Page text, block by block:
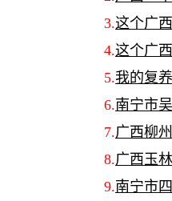
3.这个广
4.这个广
5.我的复
6.南宁市
7.广西柳
8.广西玉
9.南宁市